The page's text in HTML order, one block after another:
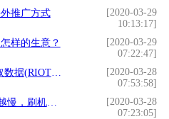
推广方式
[2020-03-29
10:13:17]
样的生意？
[2020-03-29
07:22:47]
品《英雄联盟》)
[2020-03-28
07:53:58]
是 CPU 老化吗？
[2020-03-28
07:23:05]